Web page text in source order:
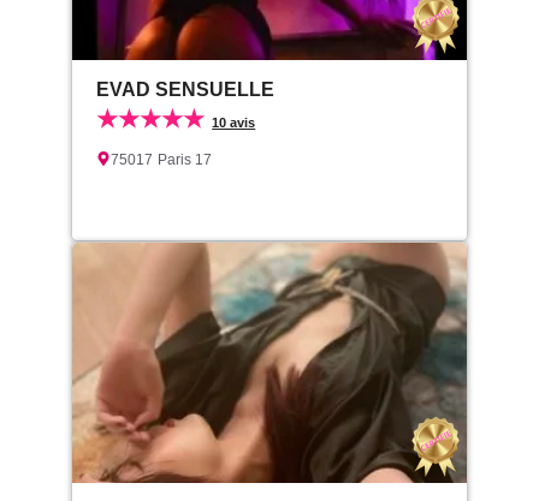
EVAD SENSUELLE
★★★★★10 avis
75017 Paris 17